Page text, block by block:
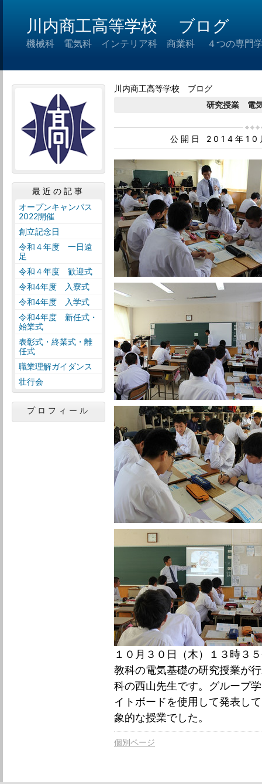
川内商工高等学校 ブログ
機械科 電気科 インテリア科 商業科 ４つの専門学
川内商工高等学校 ブログ
研究授業 電
公開日 2014年
１０月３０日（木）１３時３
教科の電気基礎の研究授業が
科の西山先生です。グループ
イトボードを使用して発表し
象的な授業でした。
個別ページ
最近の記事
オープンキャンパス
2022開催
創立記念日
令和４年度 一日遠
足
令和４年度 歓迎式
令和4年度 入寮式
令和4年度 入学式
令和4年度 新任式・
始業式
表彰式・終業式・離
任式
職業理解ガイダンス
壮行会
プロフィール